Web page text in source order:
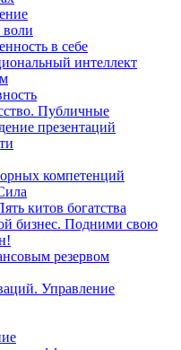
воли
в себе
интеллект
Публичные
презентаций
компетенций
китов богатства
бизнес. Подними свою
резервом
Управление